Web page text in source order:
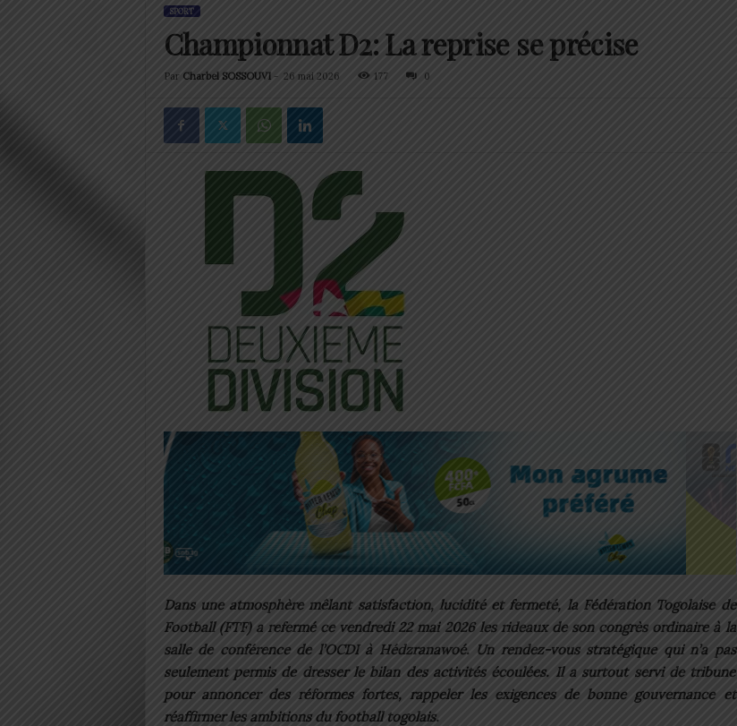
SPORT
Championnat D2: La reprise se précise
Par Charbel SOSSOUVI- 26 mai 2026 177 0
Dans une atmosphère mêlant satisfaction, lucidité et fermeté, la Fédération Togolaise de
Football (FTF) a refermé ce vendredi 22 mai 2026 les rideaux de son congrès ordinaire à la
salle de conférence de l’OCDI à Hédzranawoé. Un rendez-vous stratégique qui n’a pas
seulement permis de dresser le bilan des activités écoulées. Il a surtout servi de tribune
pour annoncer des réformes fortes, rappeler les exigences de bonne gouvernance et
réaffirmer les ambitions du football togolais.